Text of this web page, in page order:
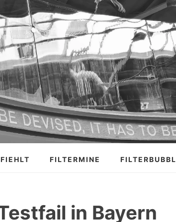
FILTERMINE
in Bayern